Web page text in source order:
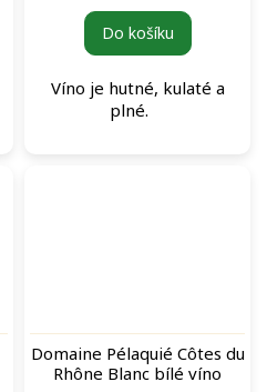
Do košíku
Víno je hutné, kulaté a
plné.
Domaine Pélaquié Côtes du
Rhône Blanc bílé víno